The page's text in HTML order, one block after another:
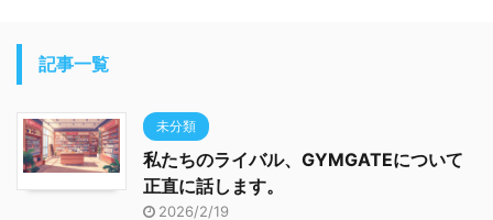
記事一覧
未分類
私たちのライバル、GYMGATEについて
正直に話します。
2026/2/19